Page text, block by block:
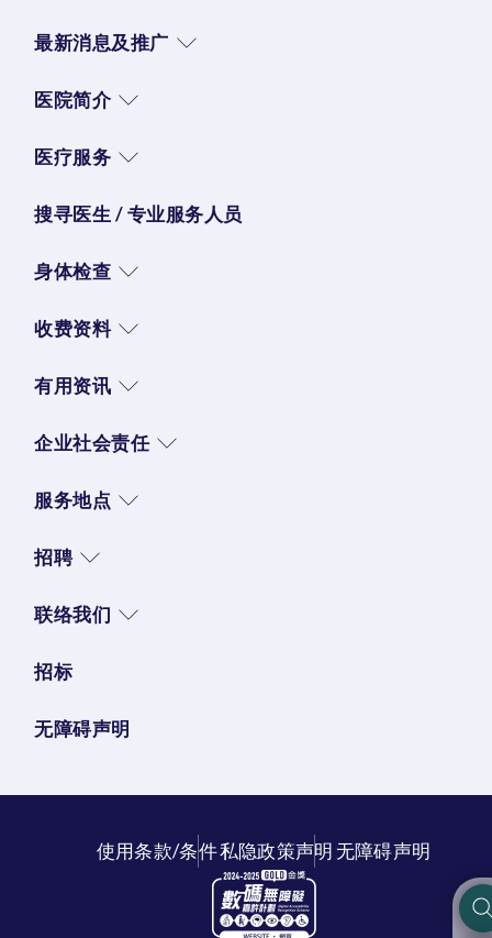
最新消息及推广
医院简介
医疗服务
搜寻医生 / 专业服务人员
身体检查
收费资料
有用资讯
企业社会责任
服务地点
招聘
联络我们
招标
无障碍声明
使用条款/条件私隐政策声明无障碍声明